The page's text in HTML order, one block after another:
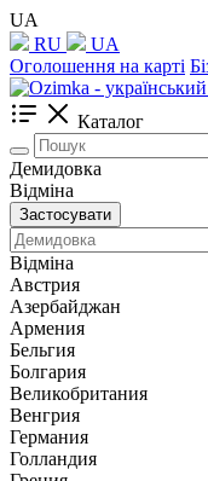
UA
RU
UA
Оголошення на карті
Каталог
Демидовка
Відміна
Застосувати
Відміна
Австрия
Азербайджан
Армения
Бельгия
Болгария
Великобритания
Венгрия
Германия
Голландия